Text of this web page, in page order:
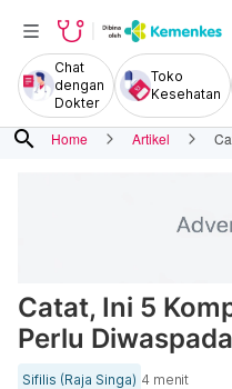
Chat
dengan
Dokter
Toko
Kesehatan
search Home Artikel
Catat, Ini 5
Perlu
Sifilis (Raja Singa) 4 menit